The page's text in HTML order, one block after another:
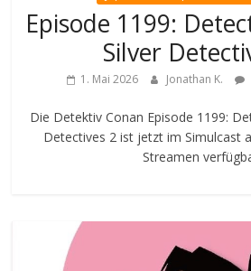
Episode 1199:
Silver
1. Mai 2026 Jonathan K.
Die Detektiv Conan Episode 1199:
Detectives 2 ist jetzt im Simulcast
Streamen